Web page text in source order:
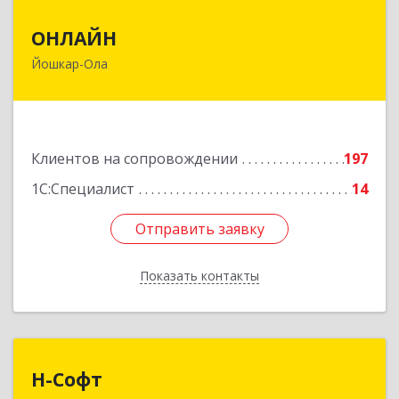
ОНЛАЙН
Йошкар-Ола
Клиентов на сопровождении
197
1С:Специалист
14
Отправить заявку
Показать контакты
424000, Марий Эл Респ, Йошкар-Ола г,
Отправить заявку
Назад
Н-Софт